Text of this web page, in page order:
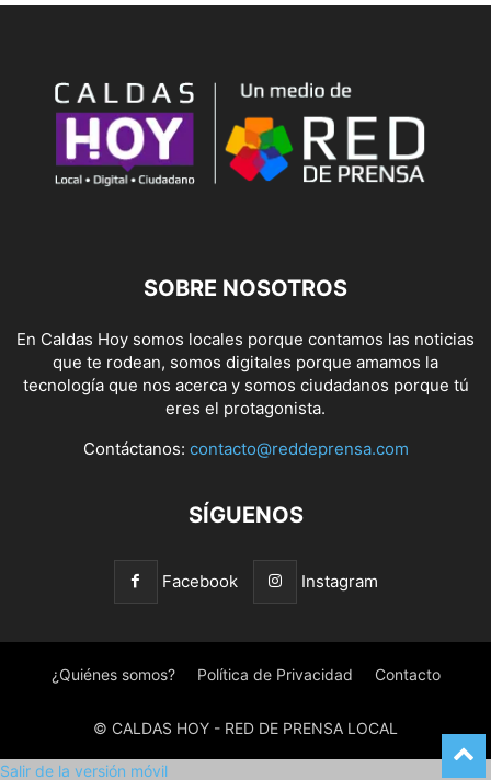
SOBRE NOSOTROS
En Caldas Hoy somos locales porque contamos las noticias
que te rodean, somos digitales porque amamos la
tecnología que nos acerca y somos ciudadanos porque tú
eres el protagonista.
Contáctanos: contacto@reddeprensa.com
SÍGUENOS
Facebook Instagram
¿Quiénes somos? Política de Privacidad Contacto
© CALDAS HOY - RED DE PRENSA LOCAL
Salir de la versión móvil